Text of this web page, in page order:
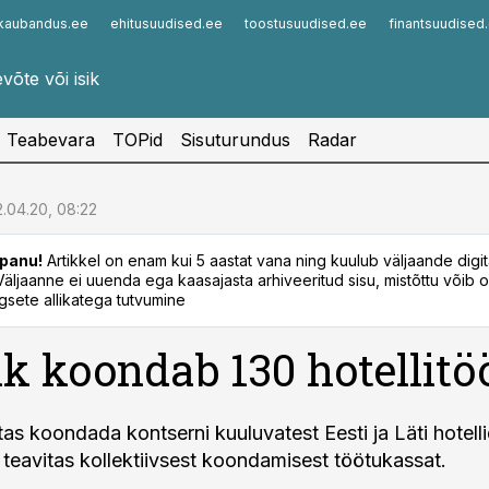
ehitusuudised.ee toostusuudised.ee
Infopank
Teabevara TOPid Sisuturundus Radar
08:22
Artikkel on enam kui 5 aastat vana ning kuulub väljaande
ei uuenda ega kaasajasta arhiveeritud sisu, mistõttu võib
allikatega tutvumine
koondab 130
koondada kontserni kuuluvatest Eesti ja Läti
kollektiivsest koondamisest töötukassat.